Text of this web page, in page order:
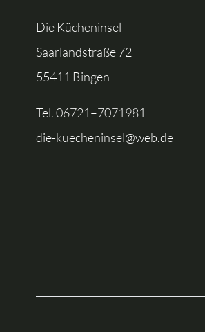
Die Kücheninsel
Saarlandstraße 72
55411 Bingen
Tel.06721–7071981
die-kuecheninsel@web.de